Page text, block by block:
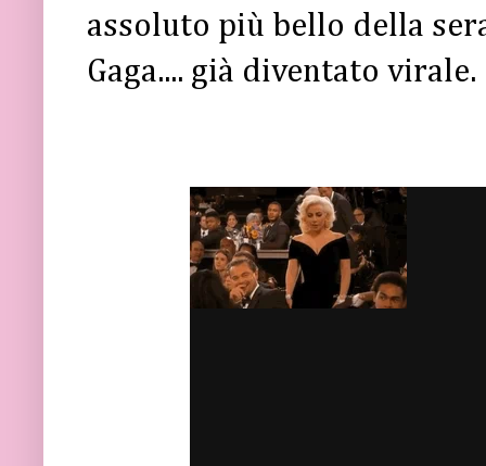
assoluto più bello della
Gaga.... già diventato virale.